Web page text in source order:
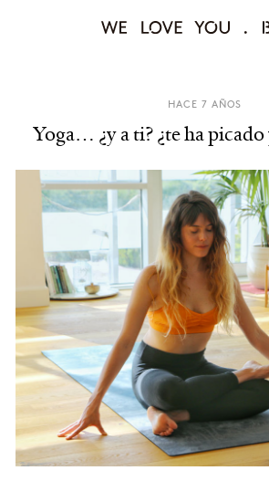
HACE 7 AÑOS
Yoga… ¿y a ti? ¿te ha